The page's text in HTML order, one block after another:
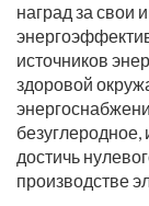
наград за
источников
здоровой
достичь
производстве